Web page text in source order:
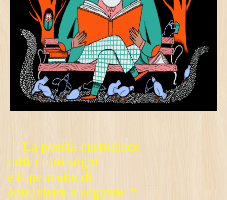
" La poesia custodisce
tutti i tuoi sogni
e ti permette di
continuare a sognare. “